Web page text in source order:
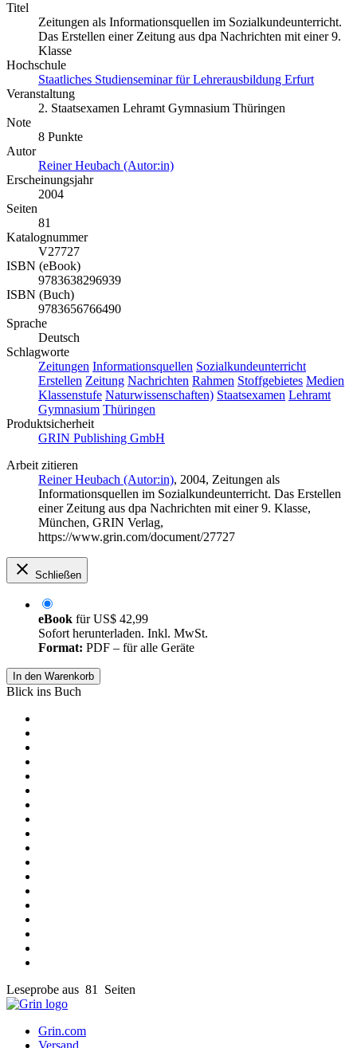
Titel
Zeitungen als Informationsquellen im Sozialkundeunterricht.
Das Erstellen einer Zeitung aus dpa Nachrichten mit einer 9.
Klasse
Hochschule
Staatliches Studienseminar für Lehrerausbildung Erfurt
Veranstaltung
2. Staatsexamen Lehramt Gymnasium Thüringen
Note
8 Punkte
Autor
Reiner Heubach (Autor:in)
Erscheinungsjahr
2004
Seiten
81
Katalognummer
V27727
ISBN (eBook)
9783638296939
ISBN (Buch)
9783656766490
Sprache
Deutsch
Schlagworte
Zeitungen Informationsquellen Sozialkundeunterricht
Erstellen Zeitung Nachrichten Rahmen Stoffgebietes Medien
Klassenstufe Naturwissenschaften) Staatsexamen Lehramt
Gymnasium Thüringen
Produktsicherheit
GRIN Publishing GmbH
Arbeit zitieren
Reiner Heubach (Autor:in), 2004, Zeitungen als
Informationsquellen im Sozialkundeunterricht. Das Erstellen
einer Zeitung aus dpa Nachrichten mit einer 9. Klasse,
München, GRIN Verlag,
https://www.grin.com/document/27727
Schließen
eBook fürUS$ 42,99
Sofort herunterladen. Inkl. MwSt.
Format: PDF – für alle Geräte
In den Warenkorb
Blick ins Buch
Leseprobe aus 81 Seiten
Grin.com